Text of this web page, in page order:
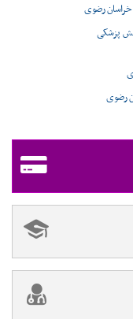
نفر ساعت پوشش پزشکی
رضوی